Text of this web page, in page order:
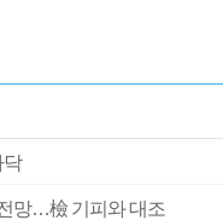
닥
망…檢 기피와 대조